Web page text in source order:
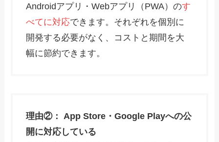
Androidアプリ・Webアプリ（PWA）のす
べてに対応できます。それぞれを個別に
開発する必要がなく、コストと期間を大
幅に節約できます。
理由②： App Store・Google Playへの公
開に対応している